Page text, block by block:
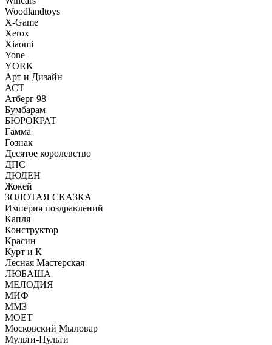
Woodlandtoys
X-Game
Xerox
Xiaomi
Yone
YORK
Арт и Дизайн
АСТ
Атберг 98
Бумбарам
БЮРОКРАТ
Гамма
Гознак
Десятое королевство
ДПС
ДЮДЕН
Жокей
ЗОЛОТАЯ СКАЗКА
Империя поздравлений
Капля
Конструктор
Красин
Курт и К
Лесная Мастерская
ЛЮБАША
МЕЛОДИЯ
МИФ
ММЗ
МОЕТ
Московский Мыловар
Мульти-Пульти